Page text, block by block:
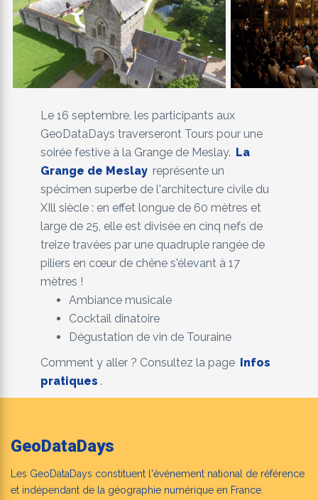
Le 16 septembre, les participants aux
GeoDataDays traverseront Tours pour une
soirée festive à la Grange de Meslay. La
Grange de Meslay représente un
spécimen superbe de l'architecture civile du
XIll siècle : en effet longue de 60 mètres et
large de 25, elle est divisée en cinq nefs de
treize travées par une quadruple rangée de
piliers en cœur de chêne s'élevant à 17
mètres !
Ambiance musicale
Cocktail dinatoire
Dégustation de vin de Touraine
Comment y aller ? Consultez la page Infos
pratiques .
GeoDataDays
Les GeoDataDays constituent l'événement national de référence
et indépendant de la géographie numérique en France.